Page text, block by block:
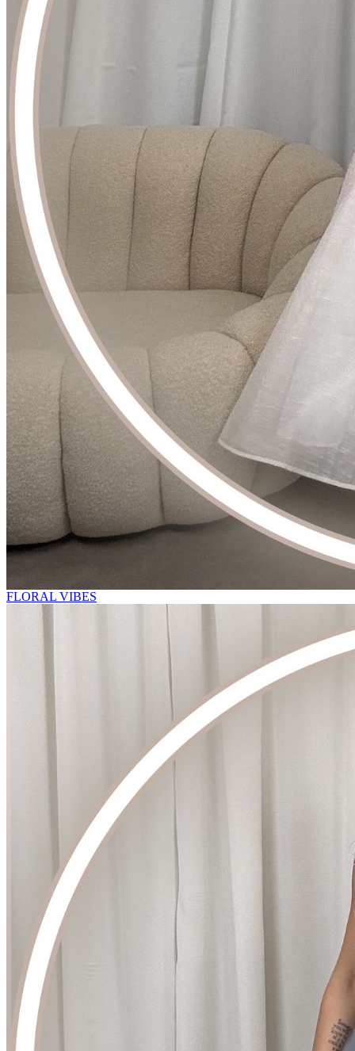
FLORAL VIBES